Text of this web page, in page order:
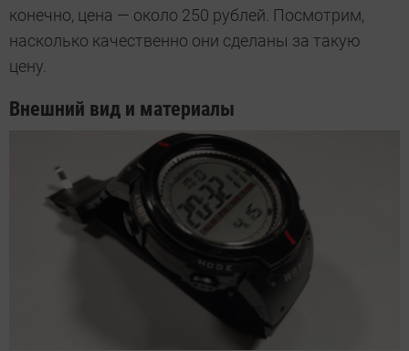
конечно, цена — около 250 рублей. Посмотрим,
насколько качественно они сделаны за такую
цену.
Внешний вид и материалы